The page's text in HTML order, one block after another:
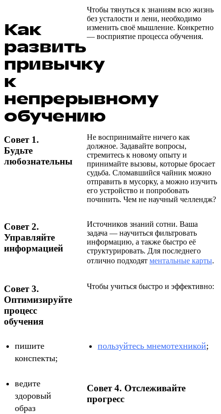
Как
развить
привычку
к
непрерывному
обучению
Чтобы тянуться к знаниям всю жизнь
без усталости и лени, необходимо
изменить своё мышление. Конкретно
— восприятие процесса обучения.
Совет 1.
Будьте
любознательны
Не воспринимайте ничего как
должное. Задавайте вопросы,
стремитесь к новому опыту и
принимайте вызовы, которые бросает
судьба. Сломавшийся чайник можно
отправить в мусорку, а можно изучить
его устройство и попробовать
починить. Чем не научный челлендж?
Совет 2.
Управляйте
информацией
Источников знаний сотни. Ваша
задача — научиться фильтровать
информацию, а также быстро её
структурировать. Для последнего
отлично подходят ментальные карты.
Совет 3.
Оптимизируйте
процесс
обучения
Чтобы учиться быстро и эффективно:
пишите
конспекты;
пользуйтесь мнемотехникой;
ведите
здоровый
образ
Совет 4. Отслеживайте
прогресс